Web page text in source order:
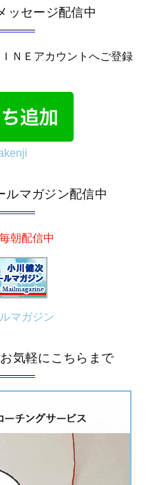
ッセージ配信中
ＮＥアカウントへご登録
ルマガジン配信中
朝配信中
マガジン
気軽にこちらまで